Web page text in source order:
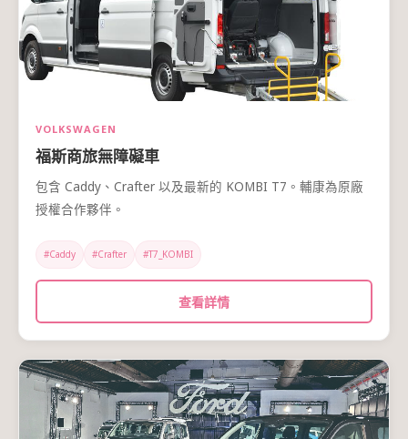
VOLKSWAGEN
福斯商旅無障礙車
包含 Caddy、Crafter 以及最新的 KOMBI T7。輔康為原廠
授權合作夥伴。
#Caddy #Crafter #T7_KOMBI
查看詳情